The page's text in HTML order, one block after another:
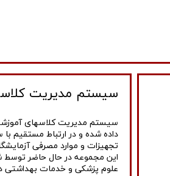
سیستم مدیریت
سیستم مدیریت کلاسهای
داده شده و در ارتباط مستقیم
تجهیزات و موارد مصرفی
این مجموعه در حال حاضر توسط
علوم پزشکی و خدمات بهداشتی